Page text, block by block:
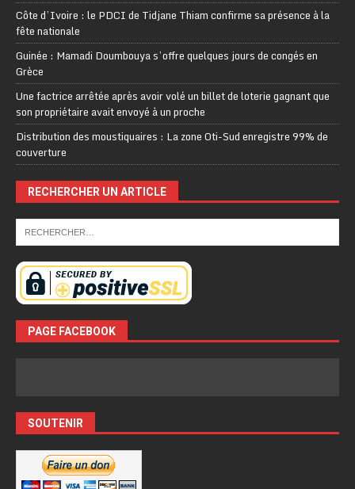
Côte d’Ivoire : le PDCI de Tidjane Thiam confirme sa présence à la
fête nationale
Guinée : Mamadi Doumbouya s’offre quelques jours de congés en
Grèce
Une factrice arrêtée après avoir volé un billet de loterie gagnant que
son propriétaire avait envoyé à un proche
Distribution des moustiquaires : La zone Oti-Sud enregistre 99% de
couverture
RECHERCHER UN ARTICLE
PAGE FACEBOOK
SOUTENIR